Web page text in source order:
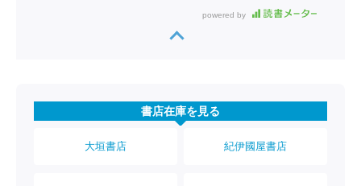
powered by
書店在庫を見る
大垣書店 紀伊國屋書店